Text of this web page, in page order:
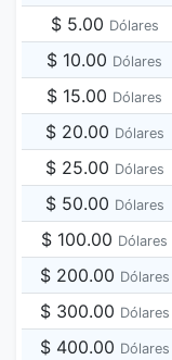
$ 5.00 Dólares
$ 10.00 Dólares
$ 15.00 Dólares
$ 20.00 Dólares
$ 25.00 Dólares
$ 50.00 Dólares
$ 100.00 Dólares
$ 200.00 Dólares
$ 300.00 Dólares
$ 400.00 Dólares